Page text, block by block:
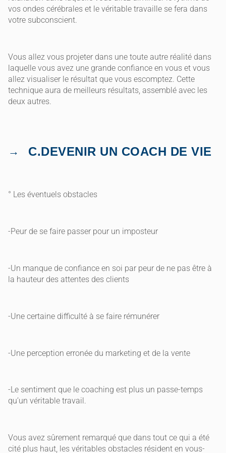
vos ondes cérébrales et le véritable travaille se fera dans
votre subconscient.
Vous allez vous projeter dans une toute autre réalité dans
laquelle vous avez une grande confiance en vous et vous
allez visualiser le résultat que vous escomptez. Cette
technique aura de meilleurs résultats, assemblé avec les
deux autres.
C.DEVENIR UN COACH DE VIE
° Les éventuels obstacles
-Peur de se faire passer pour un imposteur
-Un manque de confiance en soi par peur de ne pas être à
la hauteur des attentes des clients
-Une certaine difficulté à se faire rémunérer
-Une perception erronée du marketing et de la vente
-Le sentiment que le coaching est plus un passe-temps
qu’un véritable travail.
Vous avez sûrement remarqué que dans tout ce qui a été
cité plus haut, les véritables obstacles résident en vous-